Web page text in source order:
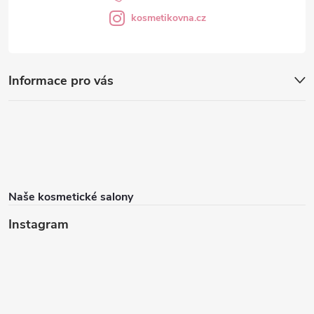
Informace pro vás
Naše kosmetické salony
Instagram
kosmetikovna.cz